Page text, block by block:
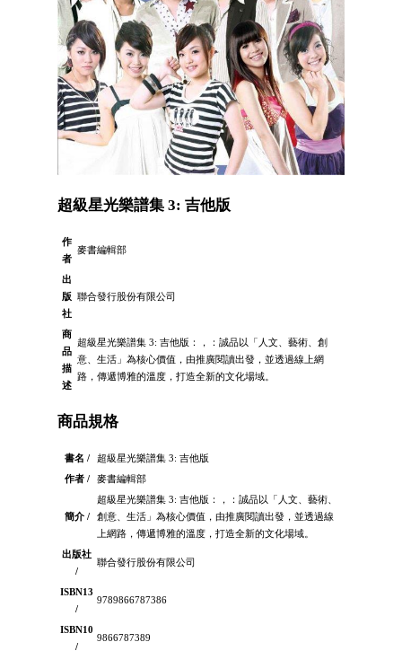
超級星光樂譜集 3: 吉他版
作
者
麥書編輯部
出
版
社
聯合發行股份有限公司
商
品
描
述
超級星光樂譜集 3: 吉他版：，：誠品以「人文、藝術、創
意、生活」為核心價值，由推廣閱讀出發，並透過線上網
路，傳遞博雅的溫度，打造全新的文化場域。
商品規格
書名 /
超級星光樂譜集 3: 吉他版
作者 /
麥書編輯部
簡介 /
超級星光樂譜集 3: 吉他版：，：誠品以「人文、藝術、
創意、生活」為核心價值，由推廣閱讀出發，並透過線
上網路，傳遞博雅的溫度，打造全新的文化場域。
出版社
/
聯合發行股份有限公司
ISBN13
/
9789866787386
ISBN10
/
9866787389